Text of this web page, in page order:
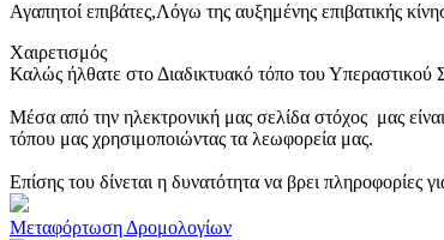
Αγαπητοί επιβάτες,Λόγω της αυξημένης επιβατικής
Χαιρετισμός
Καλώς ήλθατε στο Διαδικτυακό τόπο του
Μέσα από την ηλεκτρονική μας σελίδα στόχος μας
τόπου μας χρησιμοποιώντας τα λεωφορεία μας.
Επίσης του δίνεται η δυνατότητα να βρει πληροφορίες
Μεταφόρτωση Δρομολογίων